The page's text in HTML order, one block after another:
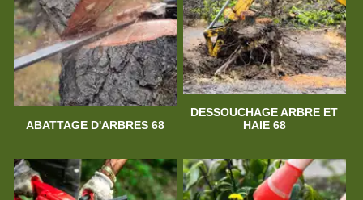
ABATTAGE D'ARBRES 68
DESSOUCHAGE ARBRE ET
HAIE 68